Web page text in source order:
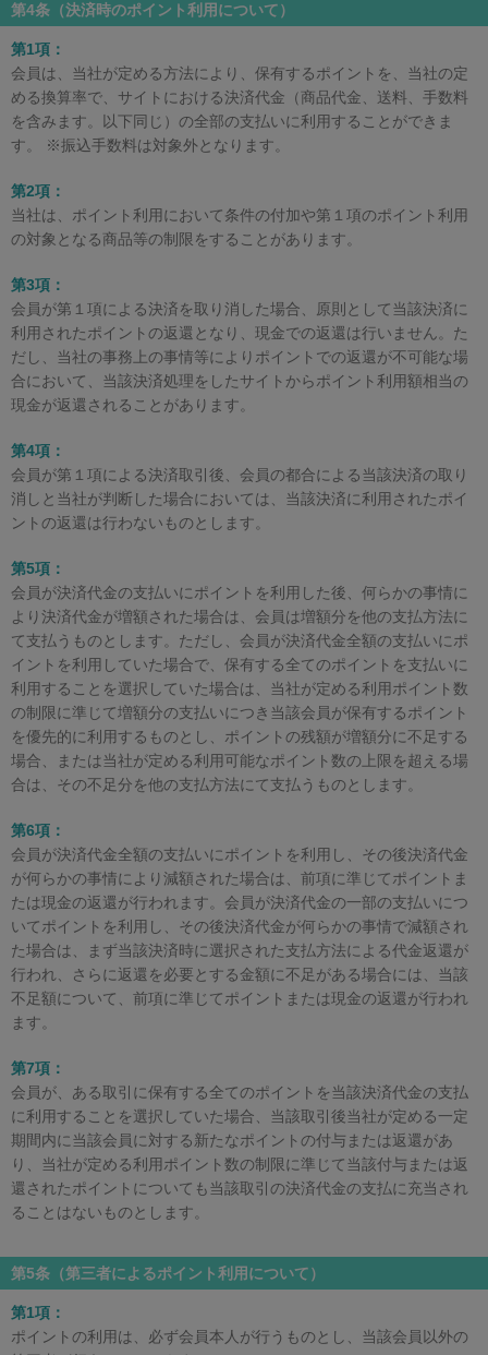
第4条（決済時のポイント利用について）
第1項：
会員は、当社が定める方法により、保有するポイントを、当社の定
める換算率で、サイトにおける決済代金（商品代金、送料、手数料
を含みます。以下同じ）の全部の支払いに利用することができま
す。 ※振込手数料は対象外となります。
第2項：
当社は、ポイント利用において条件の付加や第１項のポイント利用
の対象となる商品等の制限をすることがあります。
第3項：
会員が第１項による決済を取り消した場合、原則として当該決済に
利用されたポイントの返還となり、現金での返還は行いません。た
だし、当社の事務上の事情等によりポイントでの返還が不可能な場
合において、当該決済処理をしたサイトからポイント利用額相当の
現金が返還されることがあります。
第4項：
会員が第１項による決済取引後、会員の都合による当該決済の取り
消しと当社が判断した場合においては、当該決済に利用されたポイ
ントの返還は行わないものとします。
第5項：
会員が決済代金の支払いにポイントを利用した後、何らかの事情に
より決済代金が増額された場合は、会員は増額分を他の支払方法に
て支払うものとします。ただし、会員が決済代金全額の支払いにポ
イントを利用していた場合で、保有する全てのポイントを支払いに
利用することを選択していた場合は、当社が定める利用ポイント数
の制限に準じて増額分の支払いにつき当該会員が保有するポイント
を優先的に利用するものとし、ポイントの残額が増額分に不足する
場合、または当社が定める利用可能なポイント数の上限を超える場
合は、その不足分を他の支払方法にて支払うものとします。
第6項：
会員が決済代金全額の支払いにポイントを利用し、その後決済代金
が何らかの事情により減額された場合は、前項に準じてポイントま
たは現金の返還が行われます。会員が決済代金の一部の支払いにつ
いてポイントを利用し、その後決済代金が何らかの事情で減額され
た場合は、まず当該決済時に選択された支払方法による代金返還が
行われ、さらに返還を必要とする金額に不足がある場合には、当該
不足額について、前項に準じてポイントまたは現金の返還が行われ
ます。
第7項：
会員が、ある取引に保有する全てのポイントを当該決済代金の支払
に利用することを選択していた場合、当該取引後当社が定める一定
期間内に当該会員に対する新たなポイントの付与または返還があ
り、当社が定める利用ポイント数の制限に準じて当該付与または返
還されたポイントについても当該取引の決済代金の支払に充当され
ることはないものとします。
第5条（第三者によるポイント利用について）
第1項：
ポイントの利用は、必ず会員本人が行うものとし、当該会員以外の